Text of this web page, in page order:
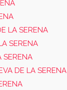
LA SERENA
SERENA
SERENA
DE LA SERENA